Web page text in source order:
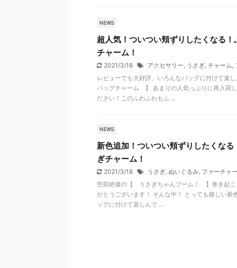
NEWS
超人気！ついつい頬ずりしたくなる
チャーム！
2021/3/18 アクセサリー, うさぎ, チャーム,
レビューでも大好評、いろんなバッグに付けて
バッグチャーム 】 あまりの人気っぷりに再入荷
ださい！このふわふわもふ ...
NEWS
新色追加！ついつい頬ずりしたくな
ぎチャーム！
2021/3/18 うさぎ, ぬいぐるみ, ファーチャ
空前絶後の【 うさぎちゃんブーム！ 】巻き起こ
がとうございます！ そんな中！ とっても嬉しい
ッグに付けて楽しんで ...